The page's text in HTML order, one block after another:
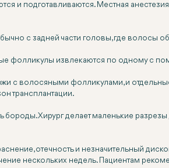
и подготавливаются. Местная
с задней части головы, где
фолликулы извлекаются по одному с
с волосяными фолликулами, и
трансплантации.
Хирург делает маленькие
отечность и незначительный
нескольких недель. Пациентам